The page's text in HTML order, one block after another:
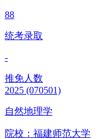
88
统考录取
-
推免人数
2025 (070501)
自然地理学
院校： 福建师范大学